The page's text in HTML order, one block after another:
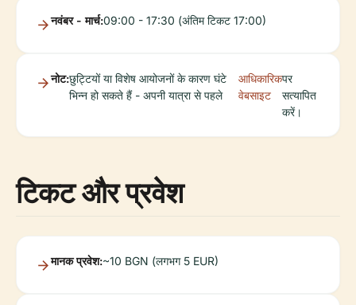
नवंबर - मार्च:09:00 - 17:30 (अंतिम टिकट 17:00)
नोट:छुट्टियों या विशेष आयोजनों के कारण घंटे
भिन्न हो सकते हैं - अपनी यात्रा से पहले
आधिकारिक
वेबसाइट
पर
सत्यापित
करें।
टिकट और प्रवेश
मानक प्रवेश:~10 BGN (लगभग 5 EUR)